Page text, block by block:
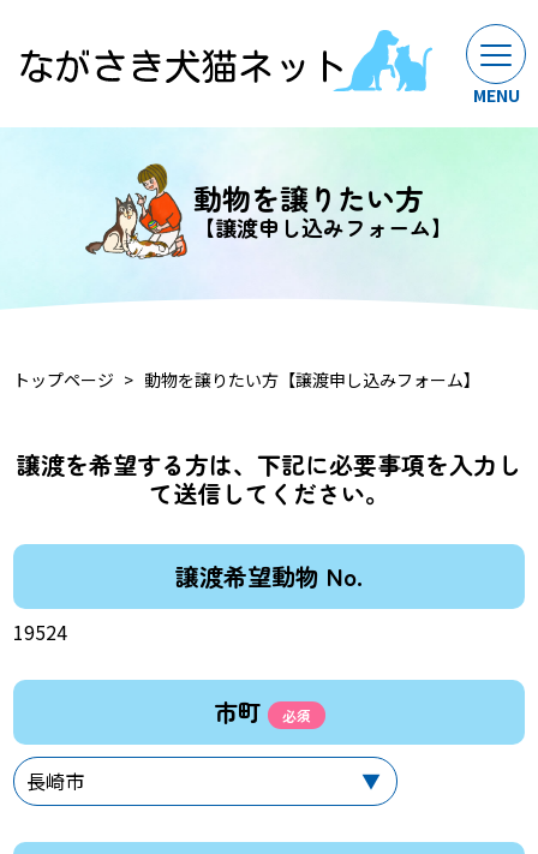
動物を譲りたい方
【譲渡申し込みフォーム】
トップページ 動物を譲りたい方【譲渡申し込みフォーム】
譲渡を希望する方は、下記に必要事項を入力し
て送信してください。
譲渡希望動物 No.
19524
市町